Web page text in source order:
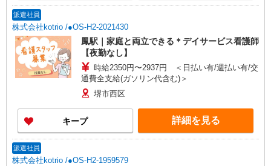
派遣社員
株式会社kotrio /●OS-H2-2021430
鳳駅｜家庭と両立できる＊デイサービス看護師
【夜勤なし】
時給2350円〜2937円 ＜日払い有/週払い有/交
通費全支給(ガソリン代含む)＞
堺市西区
キープ 詳細を見る
派遣社員
株式会社kotrio /●OS-H2-1959579